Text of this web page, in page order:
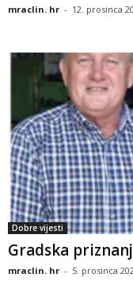
mraclin. hr - 12. prosinca
Dobre vijesti
Gradska
mraclin. hr - 5. prosinca